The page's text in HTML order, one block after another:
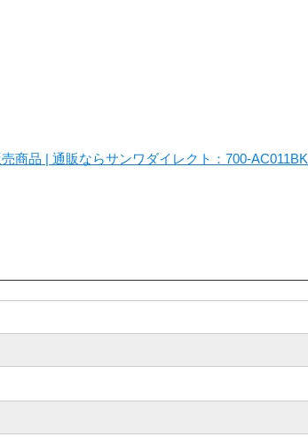
商品 | 通販ならサンワダイレクト：700-AC011BK